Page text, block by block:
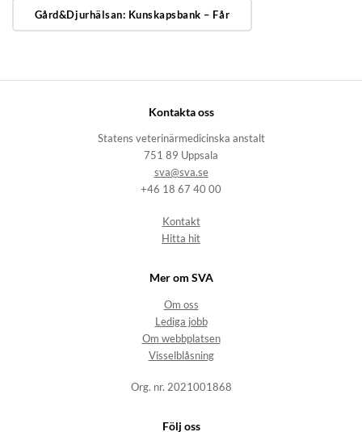
Gård&Djurhälsan: Kunskapsbank – Får
Kontakta oss
Statens veterinärmedicinska anstalt
751 89 Uppsala
sva@sva.se
+46 18 67 40 00
Kontakt
Hitta hit
Mer om SVA
Om oss
Lediga jobb
Om webbplatsen
Visselblåsning
Org. nr. 2021001868
Följ oss